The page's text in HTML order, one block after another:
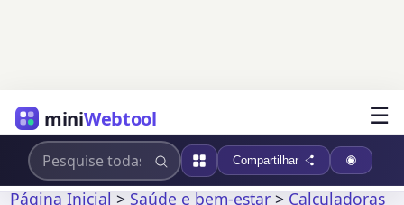
miniWebtool ☰
Compartilhar
Página Inicial>Saúde e bem-estar>Calculadoras